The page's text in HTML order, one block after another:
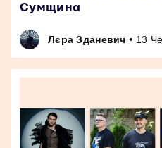
Сумщина
Лєра Зданевич • 13